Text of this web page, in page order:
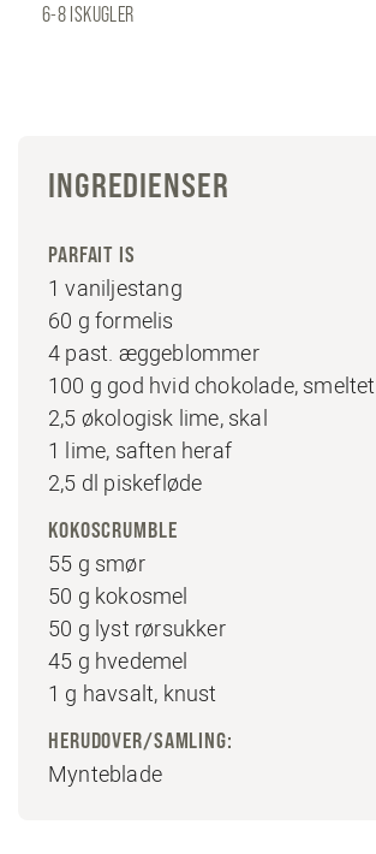
6-8 ISKUGLER
INGREDIENSER
PARFAIT IS
1 vaniljestang
60 g formelis
4 past. æggeblommer
100 g god hvid chokolade, smeltet
2,5 økologisk lime, skal
1 lime, saften heraf
2,5 dl piskefløde
KOKOSCRUMBLE
55 g smør
50 g kokosmel
50 g lyst rørsukker
45 g hvedemel
1 g havsalt, knust
HERUDOVER/SAMLING:
Mynteblade